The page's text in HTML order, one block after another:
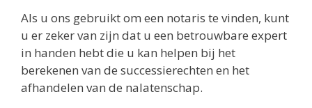
Als u ons gebruikt om een notaris te vinden, kunt
u er zeker van zijn dat u een betrouwbare expert
in handen hebt die u kan helpen bij het
berekenen van de successierechten en het
afhandelen van de nalatenschap.